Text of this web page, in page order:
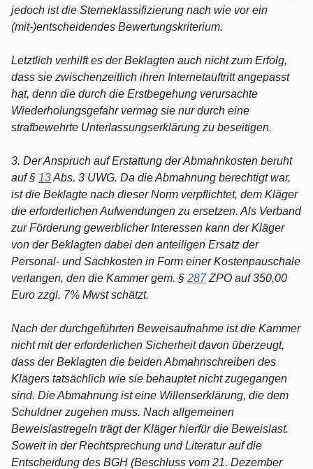
jedoch ist die Sterneklassifizierung nach wie vor ein
(mit-)entscheidendes Bewertungskriterium.
Letztlich verhilft es der Beklagten auch nicht zum Erfolg,
dass sie zwischenzeitlich ihren Internetauftritt angepasst
hat, denn die durch die Erstbegehung verursachte
Wiederholungsgefahr vermag sie nur durch eine
strafbewehrte Unterlassungserklärung zu beseitigen.
3. Der Anspruch auf Erstattung der Abmahnkosten beruht
auf § 13Abs. 3 UWG. Da die Abmahnung berechtigt war,
ist die Beklagte nach dieser Norm verpflichtet, dem Kläger
die erforderlichen Aufwendungen zu ersetzen. Als Verband
zur Förderung gewerblicher Interessen kann der Kläger
von der Beklagten dabei den anteiligen Ersatz der
Personal- und Sachkosten in Form einer Kostenpauschale
verlangen, den die Kammer gem. § 287ZPO auf 350,00
Euro zzgl. 7% Mwst schätzt.
Nach der durchgeführten Beweisaufnahme ist die Kammer
nicht mit der erforderlichen Sicherheit davon überzeugt,
dass der Beklagten die beiden Abmahnschreiben des
Klägers tatsächlich wie sie behauptet nicht zugegangen
sind. Die Abmahnung ist eine Willenserklärung, die dem
Schuldner zugehen muss. Nach allgemeinen
Beweislastregeln trägt der Kläger hierfür die Beweislast.
Soweit in der Rechtsprechung und Literatur auf die
Entscheidung des BGH (Beschluss vom 21. Dezember